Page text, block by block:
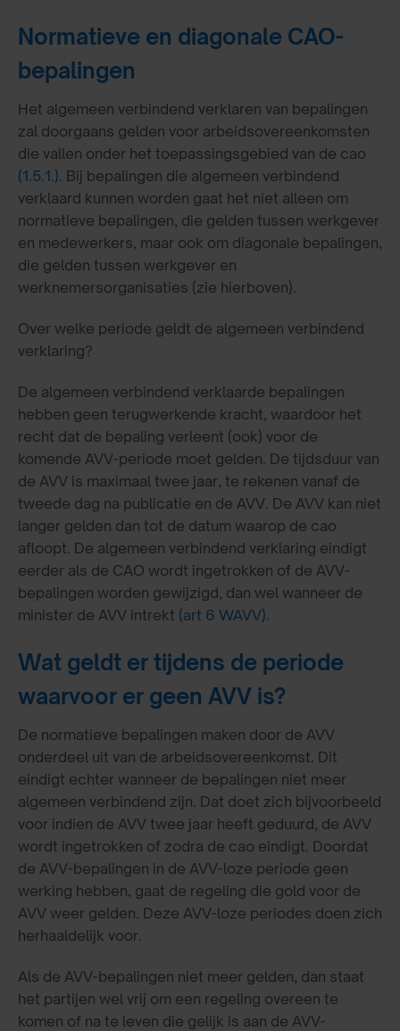
Normatieve en diagonale CAO-
bepalingen
Het algemeen verbindend verklaren van bepalingen
zal doorgaans gelden voor arbeidsovereenkomsten
die vallen onder het toepassingsgebied van de cao
(1.5.1.). Bij bepalingen die algemeen verbindend
verklaard kunnen worden gaat het niet alleen om
normatieve bepalingen, die gelden tussen werkgever
en medewerkers, maar ook om diagonale bepalingen,
die gelden tussen werkgever en
werknemersorganisaties (zie hierboven).
Over welke periode geldt de algemeen verbindend
verklaring?
De algemeen verbindend verklaarde bepalingen
hebben geen terugwerkende kracht, waardoor het
recht dat de bepaling verleent (ook) voor de
komende AVV-periode moet gelden. De tijdsduur van
de AVV is maximaal twee jaar, te rekenen vanaf de
tweede dag na publicatie en de AVV. De AVV kan niet
langer gelden dan tot de datum waarop de cao
afloopt. De algemeen verbindend verklaring eindigt
eerder als de CAO wordt ingetrokken of de AVV-
bepalingen worden gewijzigd, dan wel wanneer de
minister de AVV intrekt (art 6 WAVV).
Wat geldt er tijdens de periode
waarvoor er geen AVV is?
De normatieve bepalingen maken door de AVV
onderdeel uit van de arbeidsovereenkomst. Dit
eindigt echter wanneer de bepalingen niet meer
algemeen verbindend zijn. Dat doet zich bijvoorbeeld
voor indien de AVV twee jaar heeft geduurd, de AVV
wordt ingetrokken of zodra de cao eindigt. Doordat
de AVV-bepalingen in de AVV-loze periode geen
werking hebben, gaat de regeling die gold voor de
AVV weer gelden. Deze AVV-loze periodes doen zich
herhaaldelijk voor.
Als de AVV-bepalingen niet meer gelden, dan staat
het partijen wel vrij om een regeling overeen te
komen of na te leven die gelijk is aan de AVV-